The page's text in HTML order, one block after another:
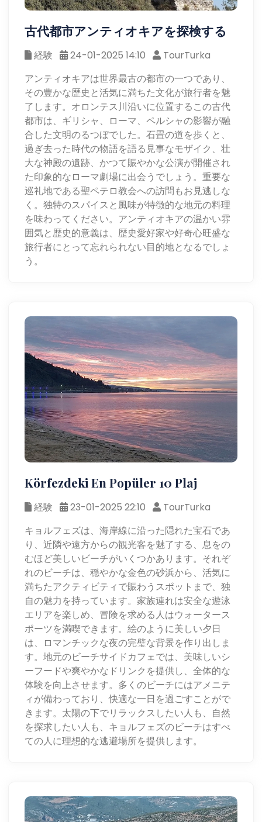
古代都市アンティオキアを探検する
経験 24-01-2025 14:10
TourTurka
アンティオキアは世界最古の都市の一つであり、
その豊かな歴史と活気に満ちた文化が旅行者を魅
了します。オロンテス川沿いに位置するこの古代
都市は、ギリシャ、ローマ、ペルシャの影響が融
合した文明のるつぼでした。石畳の道を歩くと、
過ぎ去った時代の物語を語る見事なモザイク、壮
大な神殿の遺跡、かつて賑やかな公演が開催され
た印象的なローマ劇場に出会うでしょう。重要な
巡礼地である聖ペテロ教会への訪問もお見逃しな
く。独特のスパイスと風味が特徴的な地元の料理
を味わってください。アンティオキアの温かい雰
囲気と歴史的意義は、歴史愛好家や好奇心旺盛な
旅行者にとって忘れられない目的地となるでしょ
う。
Körfezdeki En Popüler 10 Plaj
経験 23-01-2025 22:10
TourTurka
キョルフェズは、海岸線に沿った隠れた宝石であ
り、近隣や遠方からの観光客を魅了する、息をの
むほど美しいビーチがいくつかあります。それぞ
れのビーチは、穏やかな金色の砂浜から、活気に
満ちたアクティビティで賑わうスポットまで、独
自の魅力を持っています。家族連れは安全な遊泳
エリアを楽しめ、冒険を求める人はウォータース
ポーツを満喫できます。絵のように美しい夕日
は、ロマンチックな夜の完璧な背景を作り出しま
す。地元のビーチサイドカフェでは、美味しいシ
ーフードや爽やかなドリンクを提供し、全体的な
体験を向上させます。多くのビーチにはアメニテ
ィが備わっており、快適な一日を過ごすことがで
きます。太陽の下でリラックスしたい人も、自然
を探求したい人も、キョルフェズのビーチはすべ
ての人に理想的な逃避場所を提供します。